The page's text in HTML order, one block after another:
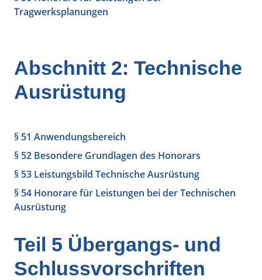
Tragwerksplanungen
Abschnitt 2: Technische
Ausrüstung
§ 51 Anwendungsbereich
§ 52 Besondere Grundlagen des Honorars
§ 53 Leistungsbild Technische Ausrüstung
§ 54 Honorare für Leistungen bei der Technischen
Ausrüstung
Teil 5 Übergangs- und
Schlussvorschriften